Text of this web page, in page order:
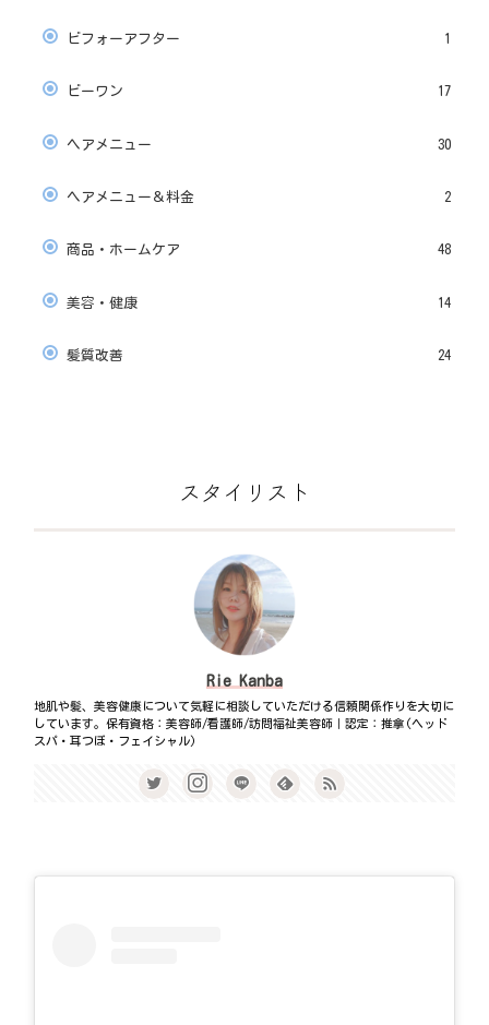
ビフォーアフター 1
ビーワン 17
ヘアメニュー 30
ヘアメニュー＆料金 2
商品・ホームケア 48
美容・健康 14
髪質改善 24
スタイリスト
Rie Kanba
地肌や髪、美容健康について気軽に相談していただける信頼関係作りを大切に
しています。保有資格：美容師/看護師/訪問福祉美容師｜認定：推拿(ヘッド
スパ・耳つぼ・フェイシャル)